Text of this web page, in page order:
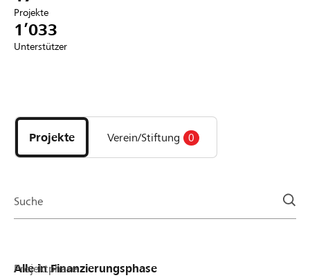
Anmelden
DE FR IT
Projekte
1’033
Unterstützer
Projekte
und
Organisationen
Projekte Verein/Stiftung 0
Suche
Projektphase